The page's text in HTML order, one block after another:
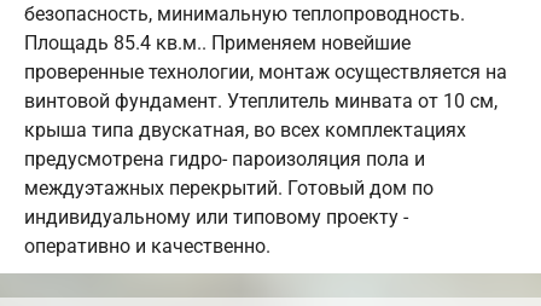
безопасность, минимальную теплопроводность.
Площадь 85.4 кв.м.. Применяем новейшие
проверенные технологии, монтаж осуществляется на
винтовой фундамент. Утеплитель минвата от 10 см,
крыша типа двускатная, во всех комплектациях
предусмотрена гидро- пароизоляция пола и
междуэтажных перекрытий. Готовый дом по
индивидуальному или типовому проекту -
оперативно и качественно.